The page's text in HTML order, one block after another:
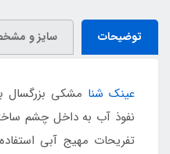
توضیحات سایز و
عینک شنا مشکی
نفوذ آب به داخل چشم
تفریحات مهیج آبی